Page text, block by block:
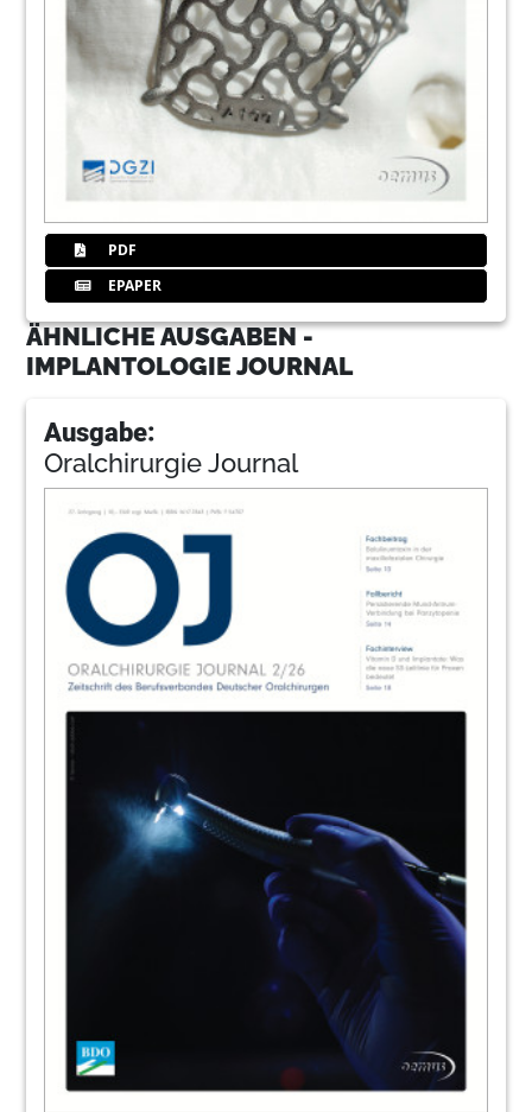
PDF
EPAPER
ÄHNLICHE AUSGABEN -
IMPLANTOLOGIE JOURNAL
Ausgabe:
Oralchirurgie Journal